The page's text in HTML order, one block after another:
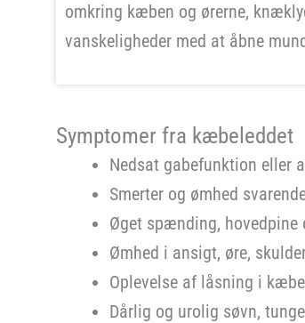
omkring kæben og ørerne,
vanskeligheder med at åbne
Symptomer fra kæbeleddet
Nedsat gabefunktion eller
Smerter og ømhed
Øget spænding, hovedpine
Ømhed i ansigt, øre,
Oplevelse af låsning i
Dårlig og urolig søvn,